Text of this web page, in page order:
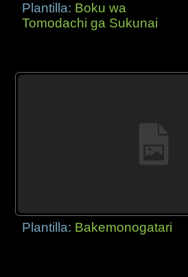
Plantilla: Boku wa
Tomodachi ga Sukunai
Plantilla: Bakemonogatari